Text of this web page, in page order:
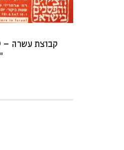
קבוצת עשרה –
ישראלית “שמתפשטת”